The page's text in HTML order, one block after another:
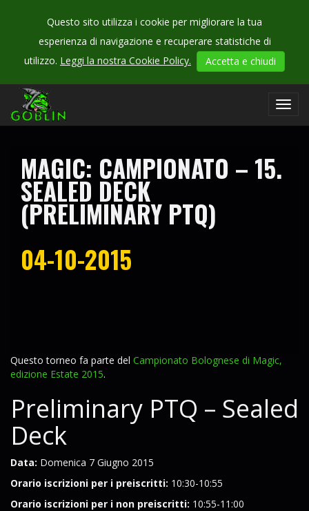
Questo sito utilizza i cookie per migliorare la tua
esperienza di navigazione e recuperare statistiche di
utilizzo. Leggi la nostra Cookie Policy. Accetta e chiudi
CHECK
OUR
MAGIC: CAMPIONATO – 15.
SEALED DECK
(PRELIMINARY PTQ)
04-10-2015
Questo torneo fa parte del Campionato Bolognese di Magic,
edizione Estate 2015.
Preliminary PTQ – Sealed
Deck
Data: Domenica 7 Giugno 2015
Orario iscrizioni per i preiscritti: 10:30-10:55
Orario iscrizioni per i non preiscritti: 10:55-11:00